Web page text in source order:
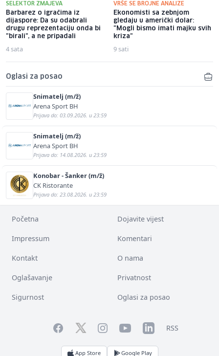
SELEKTOR ZMAJEVA
Barbarez o igračima iz
dijaspore: Da su odabrali
drugu reprezentaciju onda bi
"birali", a ne pripadali
4 sata
VRŠE SE BROJNE ANALIZE
Ekonomisti sa zebnjom
gledaju u američki dolar:
"Mogli bismo imati majku svih
kriza"
9 sati
Oglasi za posao
Snimatelj (m/ž)
Arena Sport BH
Prijava do: 03.09.2026. u 23:59
Snimatelj (m/ž)
Arena Sport BH
Prijava do: 14.08.2026. u 23:59
Konobar - Šanker (m/ž)
CK Ristorante
Prijava do: 23.08.2026. u 23:59
Početna Dojavite vijest
Impressum Komentari
Kontakt O nama
Oglašavanje Privatnost
Sigurnost Oglasi za posao
FacebookTwitterInstagramYouTubeLinkedInRSS
App Store Google Play